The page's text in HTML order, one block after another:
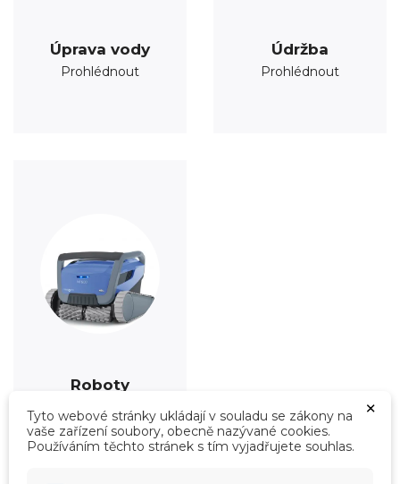
Úprava vody
Prohlédnout
Údržba
Prohlédnout
Roboty
Prohlédnout ×
Tyto webové stránky ukládají v souladu se zákony na
vaše zařízení soubory, obecně nazývané cookies.
Používáním těchto stránek s tím vyjadřujete souhlas.